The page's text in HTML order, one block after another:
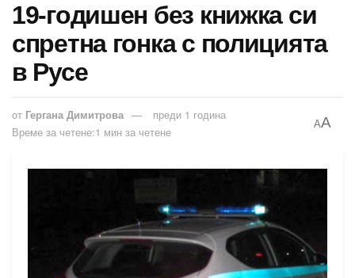
19-годишен без книжка си
спретна гонка с полицията
в Русе
от Гергана Димитрова
преди 1 година
Време за четене:1 мин за четене
AA